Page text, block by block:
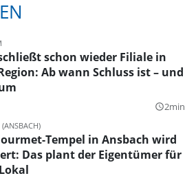
schon wieder Filiale in
Ab wann Schluss ist – und
query_builder2min
Tempel in Ansbach wird
Das plant der Eigentümer für